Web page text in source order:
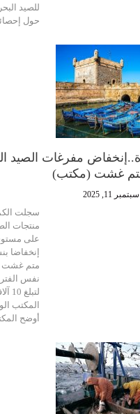
للصيد
حول
متم غشت (مكتب)
سبتمبر 11, 2025
سجلت
منتجات
على
متم غشت
نفس
المكتب
أوضح